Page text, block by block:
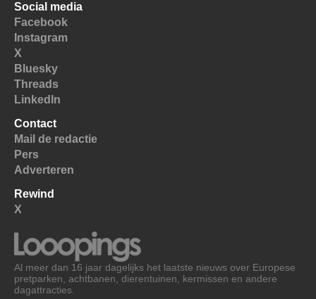
Social media
Facebook
Instagram
X
Bluesky
Threads
LinkedIn
Contact
Mail de redactie
Pers
Adverteren
Rewind
X
Al meer dan 16 jaar dagelijks het laatste nieuws over Europese
pretparken, achtbanen, dierentuinen, kermissen en andere
dagattracties.